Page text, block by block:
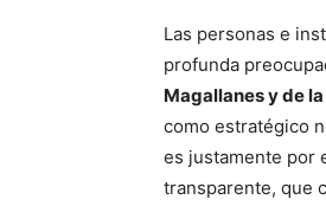
Las personas e
profunda
Magallanes y de
como estratégico
es justamente por
transparente, que